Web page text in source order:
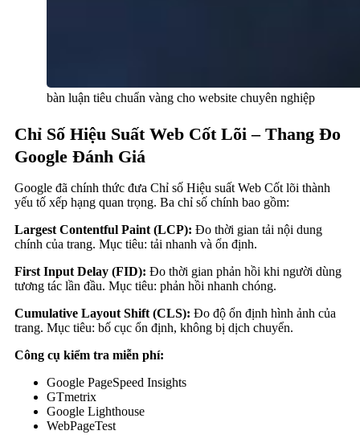
bàn luận tiêu chuẩn vàng cho website chuyên nghiệp
Chỉ Số Hiệu Suất Web Cốt Lõi – Thang Đo
Google Đánh Giá
Google đã chính thức đưa Chỉ số Hiệu suất Web Cốt lõi thành
yếu tố xếp hạng quan trọng. Ba chỉ số chính bao gồm:
Largest Contentful Paint (LCP): Đo thời gian tải nội dung
chính của trang. Mục tiêu: tải nhanh và ổn định.
First Input Delay (FID): Đo thời gian phản hồi khi người dùng
tương tác lần đầu. Mục tiêu: phản hồi nhanh chóng.
Cumulative Layout Shift (CLS): Đo độ ổn định hình ảnh của
trang. Mục tiêu: bố cục ổn định, không bị dịch chuyển.
Công cụ kiểm tra miễn phí:
Google PageSpeed Insights
GTmetrix
Google Lighthouse
WebPageTest